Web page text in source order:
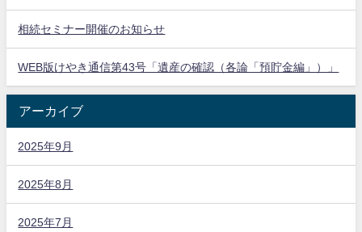
相続セミナー開催のお知らせ
WEB版けやき通信第43号「遺産の確認（各論「預貯金編」）」
アーカイブ
2025年9月
2025年8月
2025年7月